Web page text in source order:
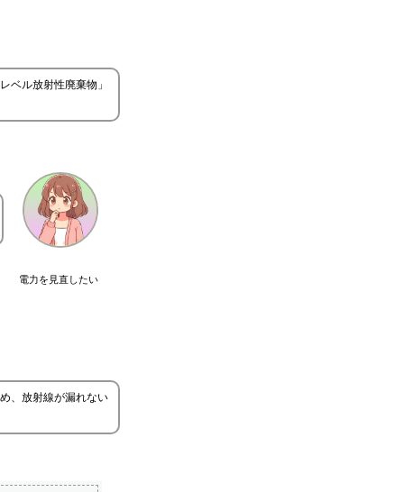
ベル放射性廃棄物」
電力を見直したい
、放射線が漏れない